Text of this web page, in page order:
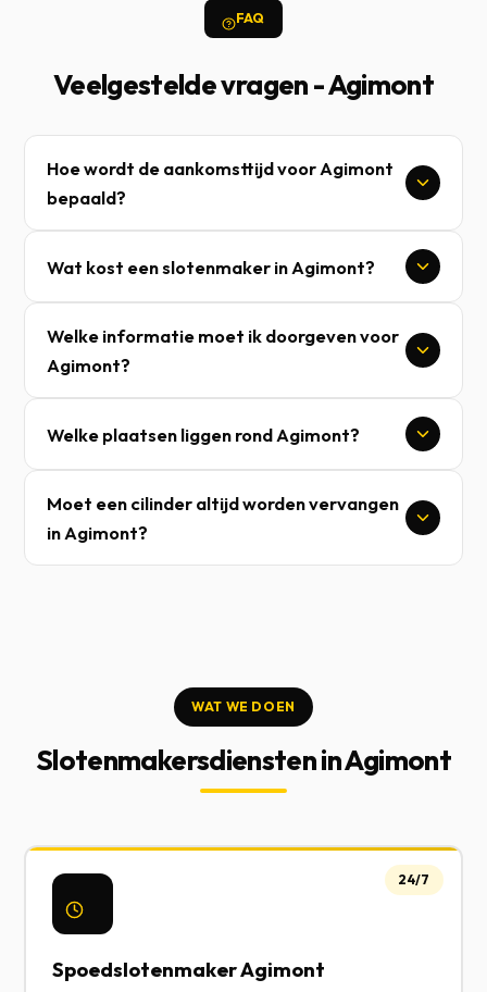
FAQ
Veelgestelde vragen - Agimont
Hoe wordt de aankomsttijd voor Agimont
bepaald?
Wat kost een slotenmaker in Agimont?
Welke informatie moet ik doorgeven voor
Agimont?
Welke plaatsen liggen rond Agimont?
Moet een cilinder altijd worden vervangen
in Agimont?
WAT WE DOEN
Slotenmakersdiensten in Agimont
Spoedslotenmaker Agimont
24/7